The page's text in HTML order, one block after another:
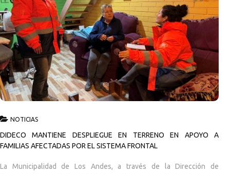
NOTICIAS
DIDECO MANTIENE DESPLIEGUE EN TERRENO EN APOYO A
FAMILIAS AFECTADAS POR EL SISTEMA FRONTAL
La Municipalidad de Los Andes, a través de la Dirección de